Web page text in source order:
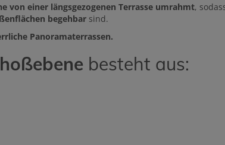
von einer längsgezogenen Terrasse umrahmt,
begehbar sind.
Panoramaterrassen.
besteht aus: